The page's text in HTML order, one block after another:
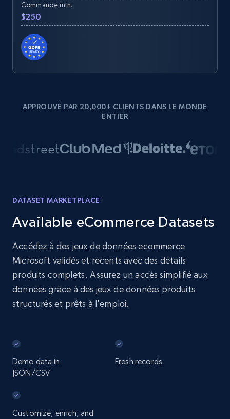
Commande min.
$250
APPROUVÉ PAR 20,000+ CLIENTS DANS LE MONDE
ENTIER
DATASET MARKETPLACE
Available eCommerce Datasets
Accédez à des jeux de données ecommerce
Microsoft validés et récents avec des détails
produits complets. Assurez un accès simplifié aux
données grâce à des jeux de données produits
structurés et prêts à l'emploi.
Demo data in
JSON/CSV
Fresh records
Customize, enrich, and